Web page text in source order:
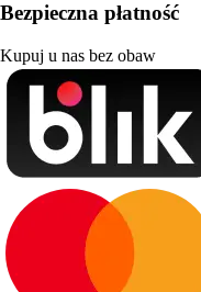
Bezpieczna płatność
Kupuj u nas bez obaw